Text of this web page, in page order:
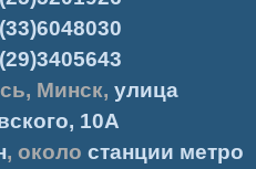
, Минск, улица
10А
, около станции метро